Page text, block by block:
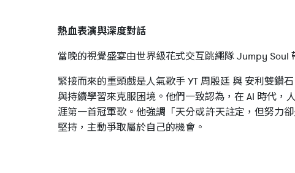
熱血表演與深度對話
當晚的視覺盛宴由世界級花式交互跳繩隊 Jumpy
緊接而來的重頭戲是人氣歌手 YT 周殷廷 與 安利雙鑽
與持續學習來克服困境。他們一致認為，在 AI 時代
涯第一首冠軍歌。他強調「天分或許天註定，但努力
堅持，主動爭取屬於自己的機會。